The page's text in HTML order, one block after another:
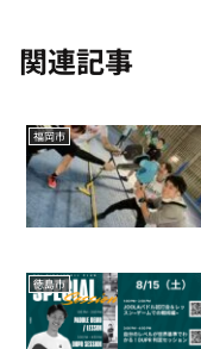
関連記事
福岡市
徳島市